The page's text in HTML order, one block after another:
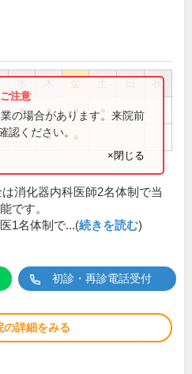
祝
● ● ●
●
の場合があります。来院前
認ください。
×閉じる
消化器内科医師2名体制で当
です。
1名体制で...(続きを読む)
初診・再診電話受付
の詳細をみる